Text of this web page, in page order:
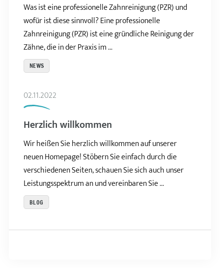
Was ist eine professionelle Zahnreinigung (PZR) und
wofür ist diese sinnvoll? Eine professionelle
Zahnreinigung (PZR) ist eine gründliche Reinigung der
Zähne, die in der Praxis im ...
NEWS
02.11.2022
Herzlich willkommen
Wir heißen Sie herzlich willkommen auf unserer
neuen Homepage! Stöbern Sie einfach durch die
verschiedenen Seiten, schauen Sie sich auch unser
Leistungsspektrum an und vereinbaren Sie ...
BLOG